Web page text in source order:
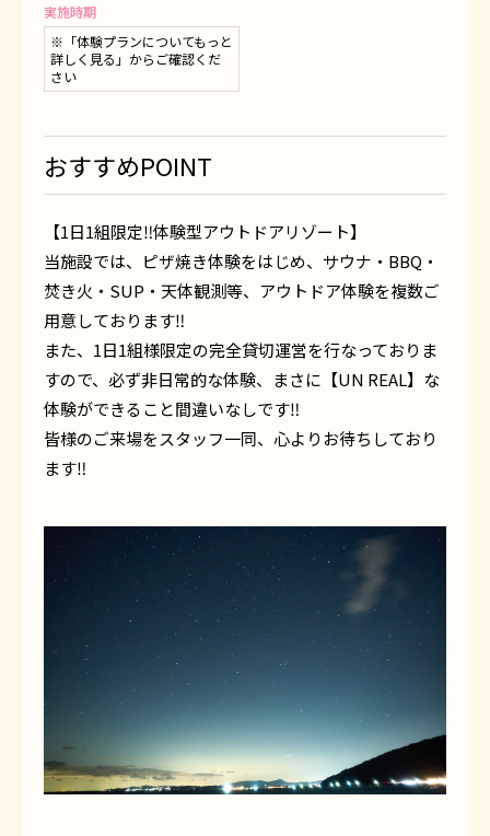
実施時期
※「体験プランについてもっと
詳しく見る」からご確認くだ
さい
おすすめPOINT
【1日1組限定‼︎体験型アウトドアリゾート】
当施設では、ピザ焼き体験をはじめ、サウナ・BBQ・
焚き火・SUP・天体観測等、アウトドア体験を複数ご
用意しております‼︎
また、1日1組様限定の完全貸切運営を行なっておりま
すので、必ず非日常的な体験、まさに【UN REAL】な
体験ができること間違いなしです‼︎
皆様のご来場をスタッフ一同、心よりお待ちしており
ます‼︎